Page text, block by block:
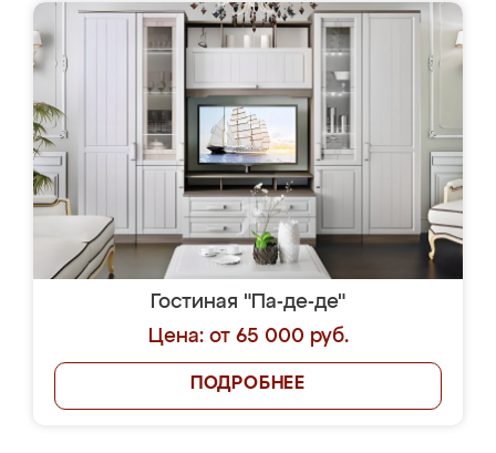
Гостиная "Па-де-де"
Цена: от 65 000 руб.
ПОДРОБНЕЕ